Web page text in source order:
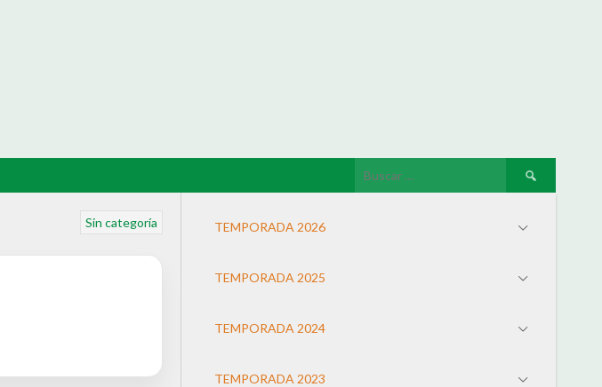
Sin categoría TEMPORADA 2026
TEMPORADA 2025
TEMPORADA 2024
TEMPORADA 2023